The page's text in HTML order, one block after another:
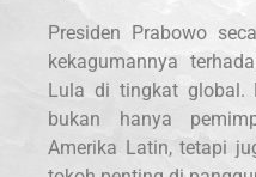
Presiden Prabowo
kekagumannya
Lula di tingkat global.
bukan hanya
Amerika Latin, tetapi